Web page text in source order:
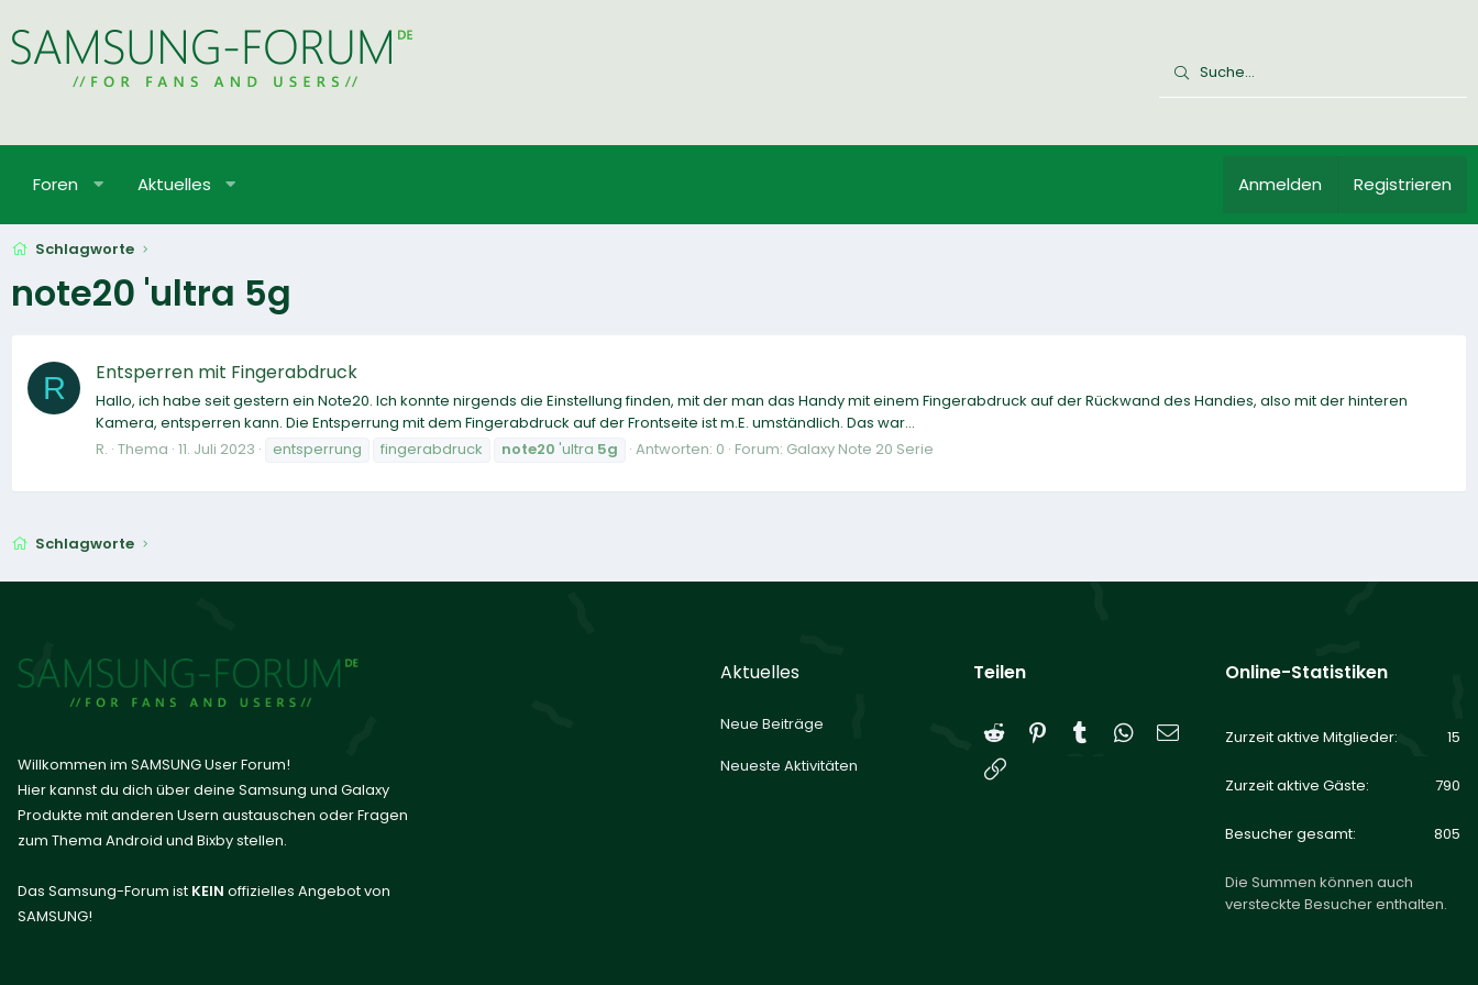
Foren Aktuelles Anmelden Registrieren
Schlagworte
note20 'ultra 5g
R Entsperren mit Fingerabdruck
Hallo, ich habe seit gestern ein Note20. Ich konnte nirgends die Einstellung finden, mit der man das Handy mit einem Fingerabdruck auf der Rückwand des Handies, also mit der hinteren
Kamera, entsperren kann. Die Entsperrung mit dem Fingerabdruck auf der Frontseite ist m.E. umständlich. Das war...
R. Thema 11. Juli 2023 entsperrung fingerabdruck note20 'ultra 5g Antworten: 0 Forum: Galaxy Note 20 Serie
Schlagworte
Willkommen im SAMSUNG User Forum!
Hier kannst du dich über deine Samsung und Galaxy
Produkte mit anderen Usern austauschen oder Fragen
zum Thema Android und Bixby stellen.
Das Samsung-Forum ist KEIN offizielles Angebot von
SAMSUNG!
Aktuelles
Neue Beiträge
Neueste Aktivitäten
Teilen
Reddit Pinterest
Tumblr WhatsApp
E-Mail
Online-Statistiken
Zurzeit aktive Mitglieder 15
Zurzeit aktive Gäste 790
Besucher gesamt 805
Die Summen können auch
versteckte Besucher enthalten.